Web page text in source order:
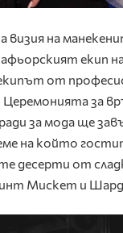
визия на
екип
от
Церемонията за
за мода ще
на който
десерти от
Мискет и